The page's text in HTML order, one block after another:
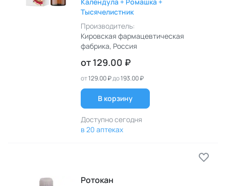
Тысячелистник
Производитель:
Кировская фармацевтическая
фабрика, Россия
от 129.00 ₽
от129.00 ₽до193.00 ₽
В корзину
Доступно сегодня
в 20 аптеках
Ротокан